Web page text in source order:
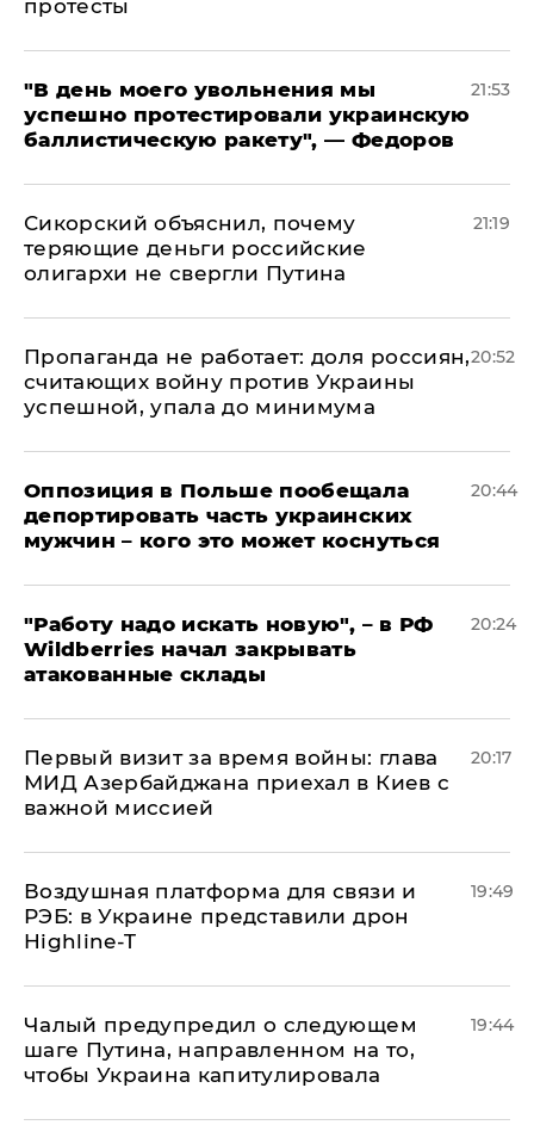
протесты
​"В день моего увольнения мы
успешно протестировали украинскую
баллистическую ракету", — Федоров
21:53
Сикорский объяснил, почему
теряющие деньги российские
олигархи не свергли Путина
21:19
​Пропаганда не работает: доля россиян,
считающих войну против Украины
успешной, упала до минимума
20:52
Оппозиция в Польше пообещала
депортировать часть украинских
мужчин – кого это может коснуться
20:44
"Работу надо искать новую", – в РФ
Wildberries начал закрывать
атакованные склады
20:24
Первый визит за время войны: глава
МИД Азербайджана приехал в Киев с
важной миссией
20:17
Воздушная платформа для связи и
РЭБ: в Украине представили дрон
Highline-T
19:49
Чалый предупредил о следующем
шаге Путина, направленном на то,
чтобы Украина капитулировала
19:44